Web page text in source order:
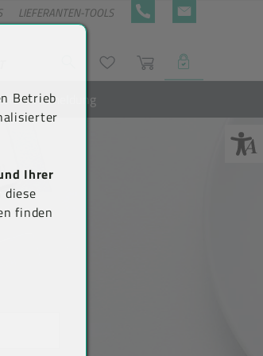
LIEFERANTEN-TOOLS +43 5576 7177 818
WunschlisteWarenkorb
LOGIN
Anmeldung
Betrieb
Ihrer
diese
finden